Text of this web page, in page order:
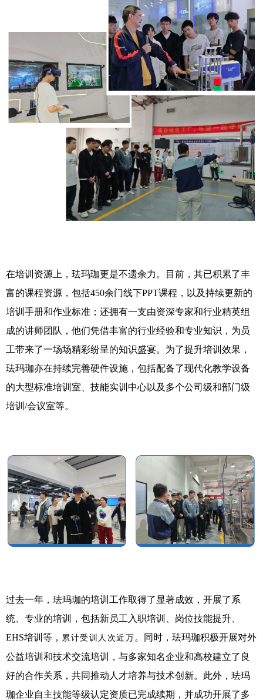
在培训资源上，珐玛珈更是不遗余力。目前，其已积累了丰
富的课程资源，包括450余门线下PPT课程，以及持续更新的
培训手册和作业标准；还拥有一支由资深专家和行业精英组
成的讲师团队，他们凭借丰富的行业经验和专业知识，为员
工带来了一场场精彩纷呈的知识盛宴。为了提升培训效果，
珐玛珈亦在持续完善硬件设施，包括配备了现代化教学设备
的大型标准培训室、技能实训中心以及多个公司级和部门级
培训/会议室等。
过去一年，珐玛珈的培训工作取得了显著成效，开展了系
统、专业的培训，包括新员工入职培训、岗位技能提升、
EHS培训等， 累计受训人次近万 。同时，珐玛珈积极开展对外
公益培训和技术交流培训，与多家知名企业和高校建立了良
好的合作关系，共同推动人才培养与技术创新。此外，珐玛
珈企业自主技能等级认定资质已完成续期，并成功开展了多